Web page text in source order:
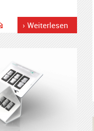
› Weiterlesen